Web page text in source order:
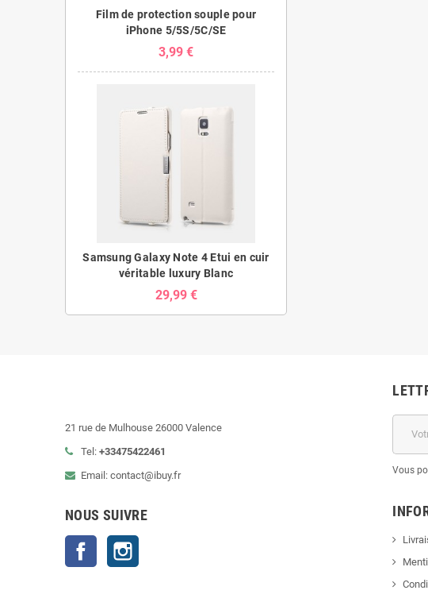
Film de protection souple pour
iPhone 5/5S/5C/SE
3,99 €
Samsung Galaxy Note 4 Etui en cuir
véritable luxury Blanc
29,99 €
21 rue de Mulhouse 26000 Valence
Tel: +33475422461
Email: contact@ibuy.fr
NOUS SUIVRE
Facebook
Vous